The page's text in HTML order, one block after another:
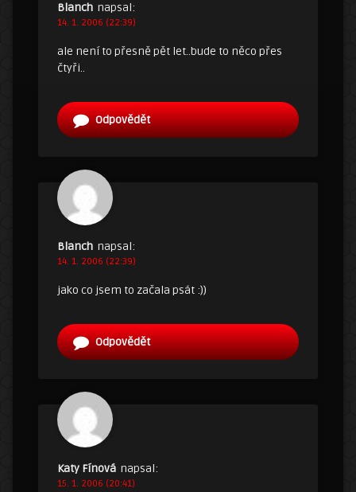
Blanch napsal:
14. 1. 2006 (22:39)
ale není to přesně pět let..bude to něco přes
čtyři..
Odpovědět
Blanch napsal:
14. 1. 2006 (22:39)
jako co jsem to začala psát :))
Odpovědět
Katy Fínová napsal:
15. 1. 2006 (20:41)